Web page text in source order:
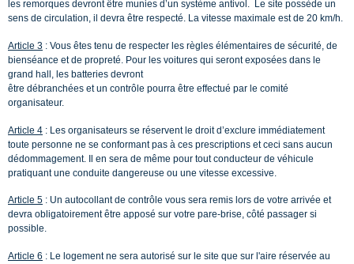
les remorques devront être munies d’un système antivol. Le site possède un
sens de circulation, il devra être respecté. La vitesse maximale est de 20 km/h.
Article 3 : Vous êtes tenu de respecter les règles élémentaires de sécurité, de
bienséance et de propreté. Pour les voitures qui seront exposées dans le
grand hall, les batteries devront
être débranchées et un contrôle pourra être effectué par le comité
organisateur.
Article 4 : Les organisateurs se réservent le droit d’exclure immédiatement
toute personne ne se conformant pas à ces prescriptions et ceci sans aucun
dédommagement. Il en sera de même pour tout conducteur de véhicule
pratiquant une conduite dangereuse ou une vitesse excessive.
Article 5 : Un autocollant de contrôle vous sera remis lors de votre arrivée et
devra obligatoirement être apposé sur votre pare-brise, côté passager si
possible.
Article 6 : Le logement ne sera autorisé sur le site que sur l'aire réservée au